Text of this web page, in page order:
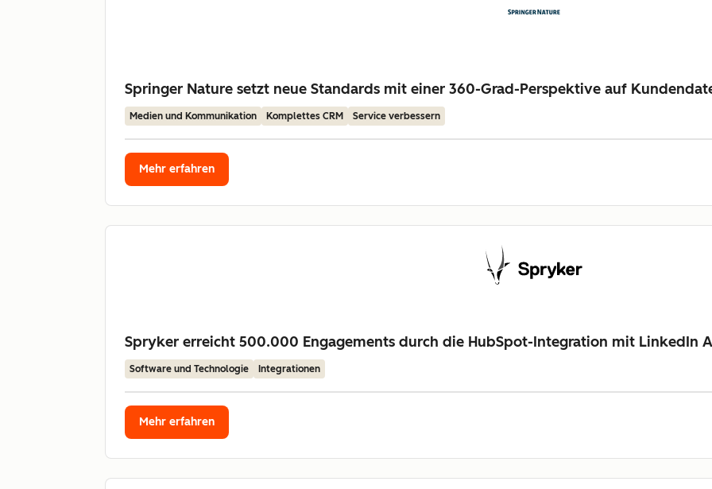
Springer Nature setzt neue Standards mit einer 360-Grad-Perspektive auf
Medien und Kommunikation Komplettes CRM Service verbessern
Mehr erfahren
Spryker erreicht 500.000 Engagements durch die HubSpot-Integration mit LinkedIn
Software und Technologie Integrationen
Mehr erfahren